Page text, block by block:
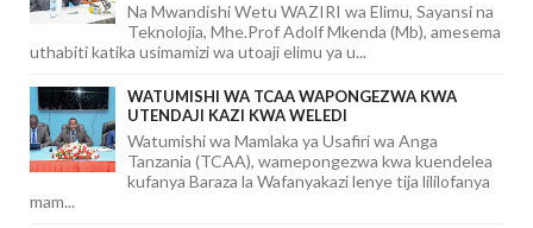
Na Mwandishi Wetu WAZIRI wa Elimu, Sayansi na
Teknolojia, Mhe.Prof Adolf Mkenda (Mb), amesema
uthabiti katika usimamizi wa utoaji elimu ya u...
WATUMISHI WA TCAA WAPONGEZWA KWA
UTENDAJI KAZI KWA WELEDI
Watumishi wa Mamlaka ya Usafiri wa Anga
Tanzania (TCAA), wamepongezwa kwa kuendelea
kufanya Baraza la Wafanyakazi lenye tija lililofanya
mam...